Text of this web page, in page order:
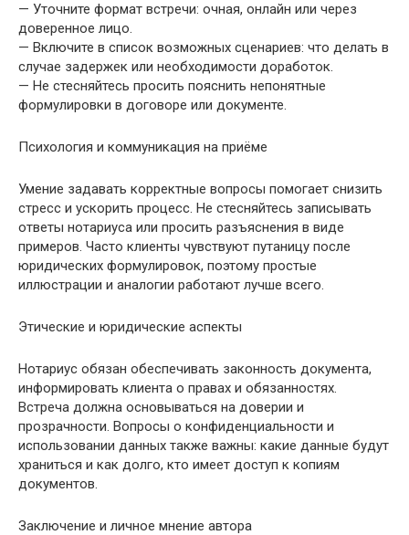
— Уточните формат встречи: очная, онлайн или через
доверенное лицо.
— Включите в список возможных сценариев: что делать в
случае задержек или необходимости доработок.
— Не стесняйтесь просить пояснить непонятные
формулировки в договоре или документе.
Психология и коммуникация на приёме
Умение задавать корректные вопросы помогает снизить
стресс и ускорить процесс. Не стесняйтесь записывать
ответы нотариуса или просить разъяснения в виде
примеров. Часто клиенты чувствуют путаницу после
юридических формулировок, поэтому простые
иллюстрации и аналогии работают лучше всего.
Этические и юридические аспекты
Нотариус обязан обеспечивать законность документа,
информировать клиента о правах и обязанностях.
Встреча должна основываться на доверии и
прозрачности. Вопросы о конфиденциальности и
использовании данных также важны: какие данные будут
храниться и как долго, кто имеет доступ к копиям
документов.
Заключение и личное мнение автора